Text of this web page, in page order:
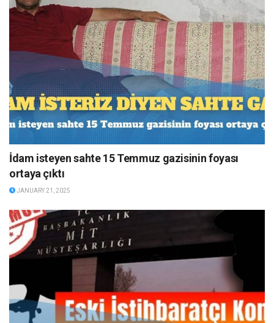
İdam isteyen sahte 15 Temmuz gazisinin foyası
ortaya çıktı
JANUARY 21, 2025